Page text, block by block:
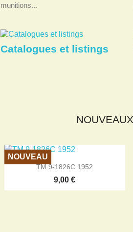
munitions...
Catalogues et listings
 Aperçu rapide
TM 9-1826C 1952
9,00 €
NOUVEAU